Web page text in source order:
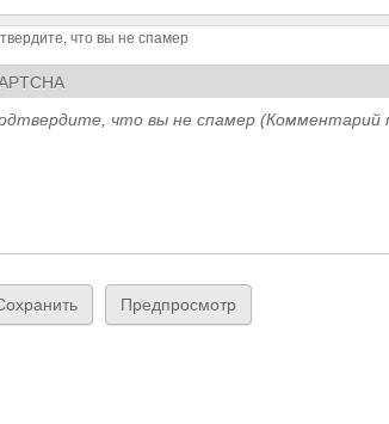
что вы не спамер
что вы не спамер (Комментарий